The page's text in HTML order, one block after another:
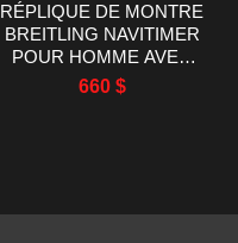
RÉPLIQUE DE MONTRE
BREITLING NAVITIMER
POUR HOMME AVEC
BRACELET EN CUIR
BLEU FACTORY EF
660 $